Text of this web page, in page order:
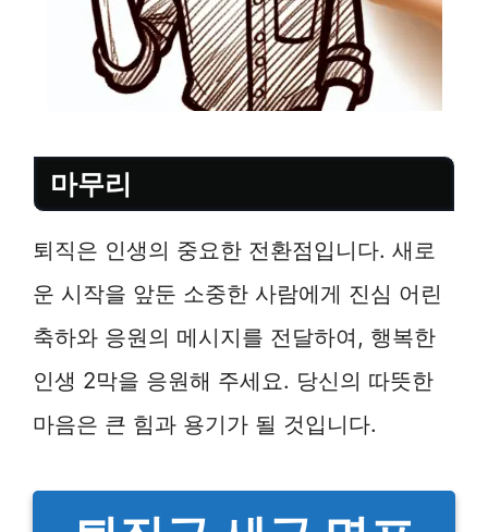
마무리
퇴직은 인생의 중요한 전환점입니다. 새로
운 시작을 앞둔 소중한 사람에게 진심 어린
축하와 응원의 메시지를 전달하여, 행복한
인생 2막을 응원해 주세요. 당신의 따뜻한
마음은 큰 힘과 용기가 될 것입니다.